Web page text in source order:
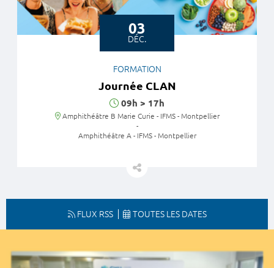
03
DÉC.
FORMATION
Journée CLAN
Horaires
09h > 17h
Lieu
Amphithéâtre B Marie Curie - IFMS - Montpellier
-
Amphithéâtre A - IFMS - Montpellier
FLUX RSS TOUTES LES DATES